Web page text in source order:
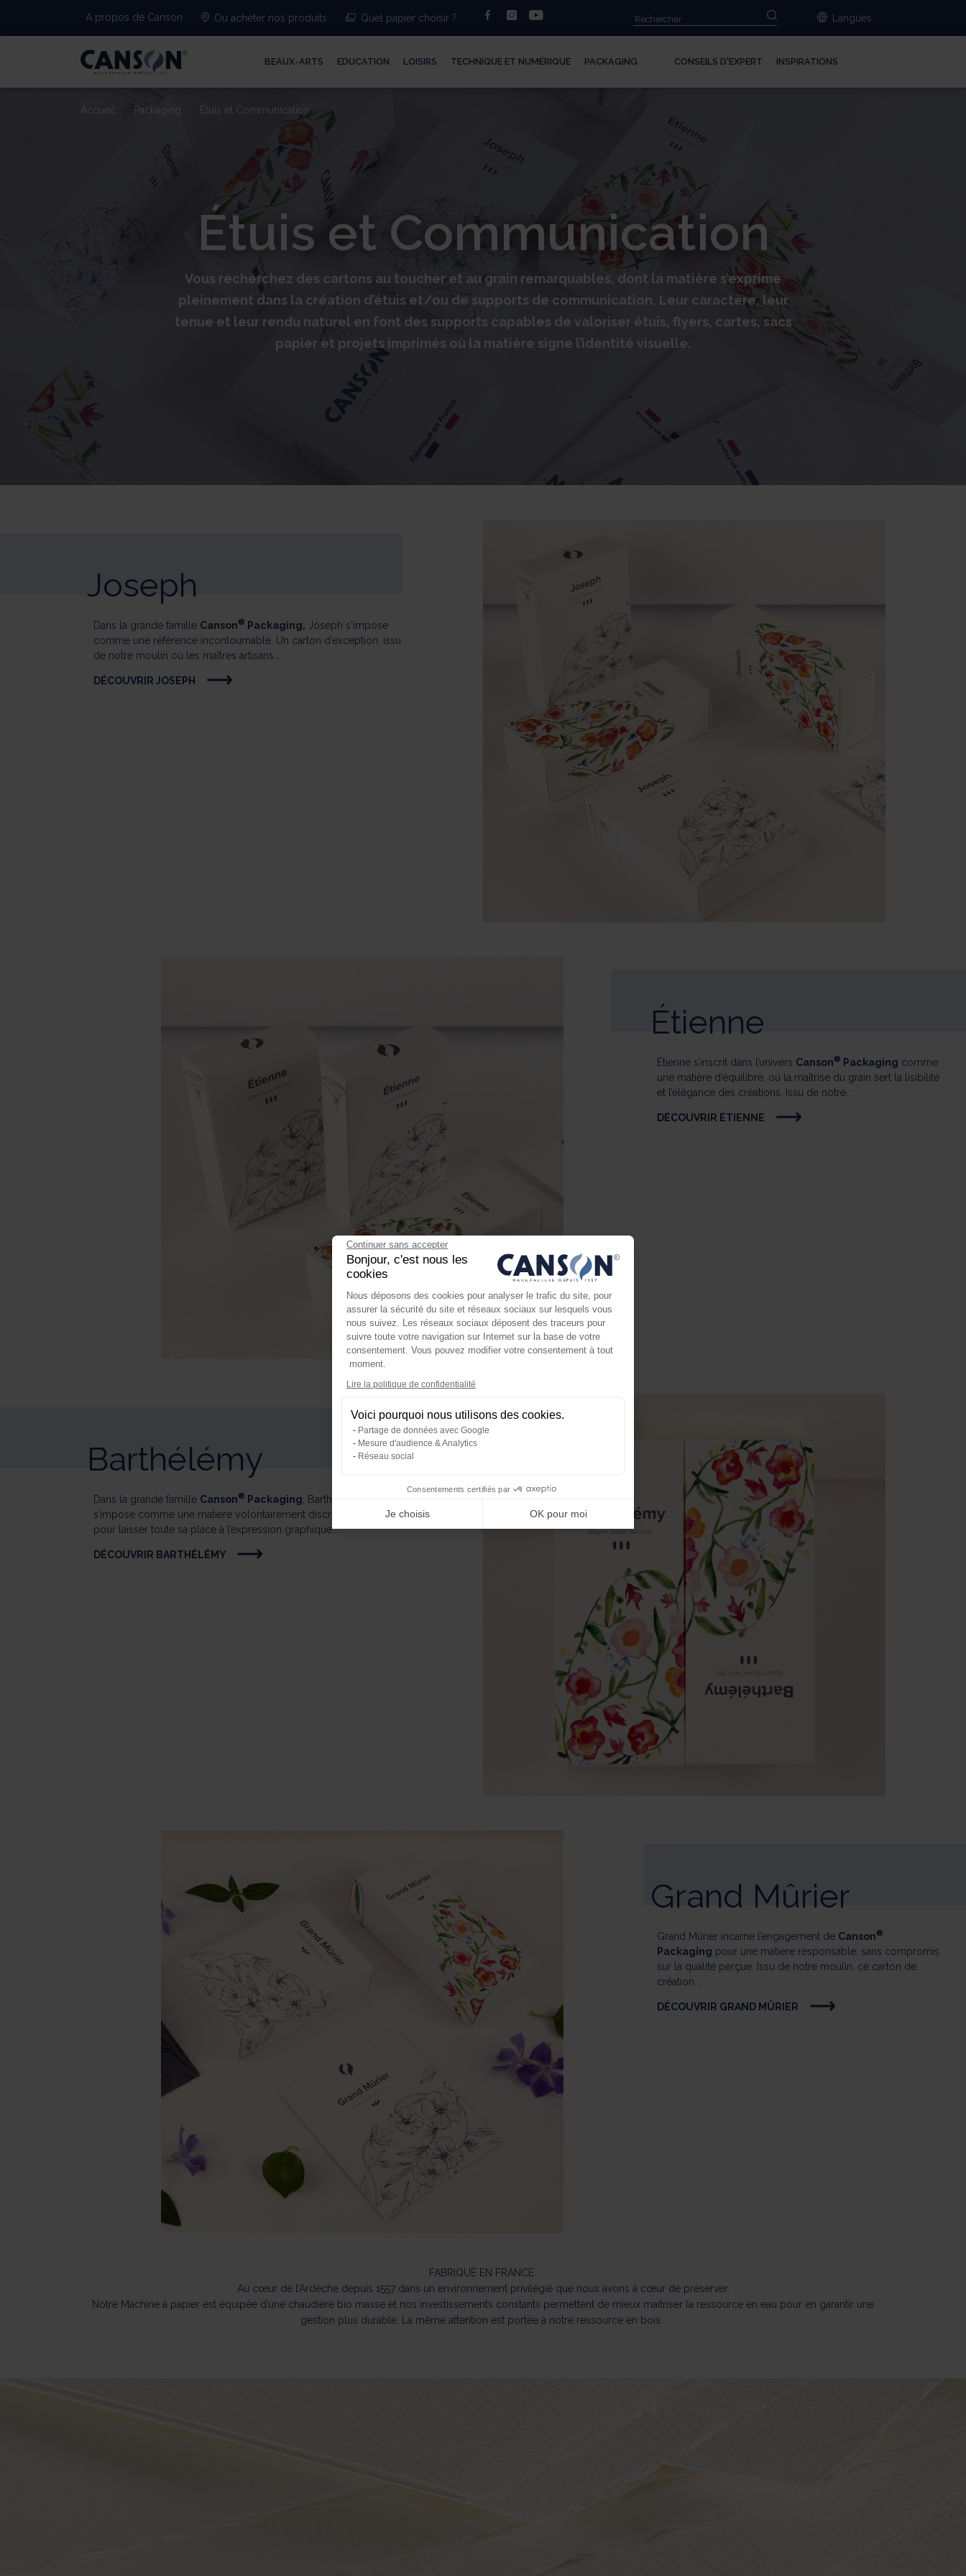
A propos de Canson Où acheter nos produits Quel papier choisir ? facebookinstagram Langues
BEAUX-ARTS EDUCATION LOISIRS TECHNIQUE ET NUMÉRIQUE PACKAGING CONSEILS D'EXPERT INSPIRATIONS
Étuis et Communication
Vous recherchez des cartons au toucher et au grain remarquables, dont la matière s’exprime
pleinement dans la création d’étuis et/ou de supports de communication. Leur caractère, leur
tenue et leur rendu naturel en font des supports capables de valoriser étuis, flyers, cartes, sacs
papier et projets imprimés où la matière signe l’identité visuelle.
Accueil Packaging Étuis et Communication
Joseph
Dans la grande famille Canson® Packaging, Joseph s'impose
comme une référence incontournable. Un carton d’exception, issu
de notre moulin où les maîtres artisans...
DÉCOUVRIR JOSEPH
Étienne
Étienne s’inscrit dans l’univers Canson® Packaging comme
une matière d’équilibre, où la maîtrise du grain sert la lisibilité
et l’élégance des créations. Issu de notre...
DÉCOUVRIR ÉTIENNE
Barthélémy
Dans la grande famille Canson® Packaging , Barthélémy
s’impose comme une matière volontairement discrète, pensée
pour laisser toute sa place à l’expression graphique....
DÉCOUVRIR BARTHÉLÉMY
Grand Mûrier
Grand Mûrier incarne l’engagement de Canson®
Packaging pour une matière responsable, sans compromis
sur la qualité perçue. Issu de notre moulin, ce carton de
création...
DÉCOUVRIR GRAND MÛRIER
FABRIQUÉ EN FRANCE
Au cœur de l’Ardèche depuis 1557 dans un environnement privilégié que nous avons à cœur de préserver.
Notre Machine à papier est équipée d’une chaudière bio masse et nos investissements constants permettent de mieux maitriser la ressource en eau pour en garantir une
gestion plus durable. La même attention est portée à notre ressource en bois.
Continuer sans accepter
Bonjour, c'est nous les
cookies
Nous déposons des cookies pour analyser le trafic du site, pour
assurer la sécurité du site et réseaux sociaux sur lesquels vous
nous suivez. Les réseaux sociaux déposent des traceurs pour
suivre toute votre navigation sur Internet sur la base de votre
consentement. Vous pouvez modifier votre consentement à tout
moment.
Lire la politique de confidentialité
Voici pourquoi nous utilisons des cookies.
Partage de données avec Google
Mesure d'audience & Analytics
Réseau social
Consentements certifiés par
Je choisis OK pour moi
Axeptio consent
Notre plateforme vous permet d'adapter et de gérer vos paramètres de confidentialité, en garantissant